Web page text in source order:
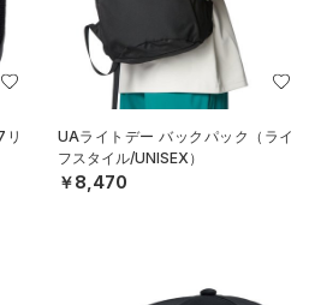
リ
UAライトデー バックパック（ライ
フスタイル/UNISEX）
￥8,470